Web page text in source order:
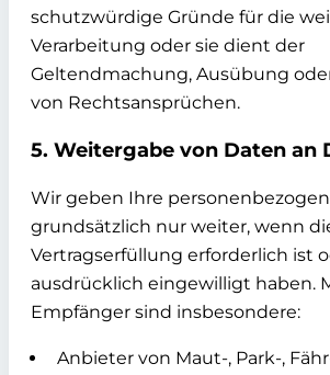
schutzwürdige Gründe für die
Verarbeitung oder sie dient der
Geltendmachung, Ausübung
von Rechtsansprüchen.
5. Weitergabe von Daten an
Wir geben Ihre
grundsätzlich nur weiter, wenn
Vertragserfüllung erforderlich ist
ausdrücklich eingewilligt haben.
Empfänger sind insbesondere:
Anbieter von Maut-, Park-,